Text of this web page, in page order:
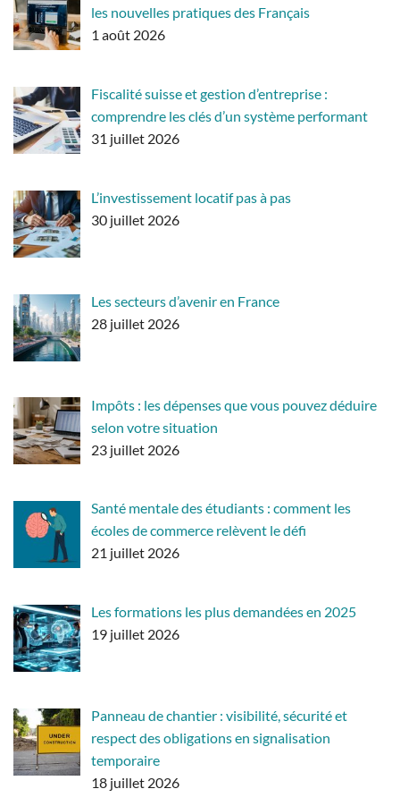
les nouvelles pratiques des Français
1 août 2026
Fiscalité suisse et gestion d’entreprise :
comprendre les clés d’un système performant
31 juillet 2026
L’investissement locatif pas à pas
30 juillet 2026
Les secteurs d’avenir en France
28 juillet 2026
Impôts : les dépenses que vous pouvez déduire
selon votre situation
23 juillet 2026
Santé mentale des étudiants : comment les
écoles de commerce relèvent le défi
21 juillet 2026
Les formations les plus demandées en 2025
19 juillet 2026
Panneau de chantier : visibilité, sécurité et
respect des obligations en signalisation
temporaire
18 juillet 2026